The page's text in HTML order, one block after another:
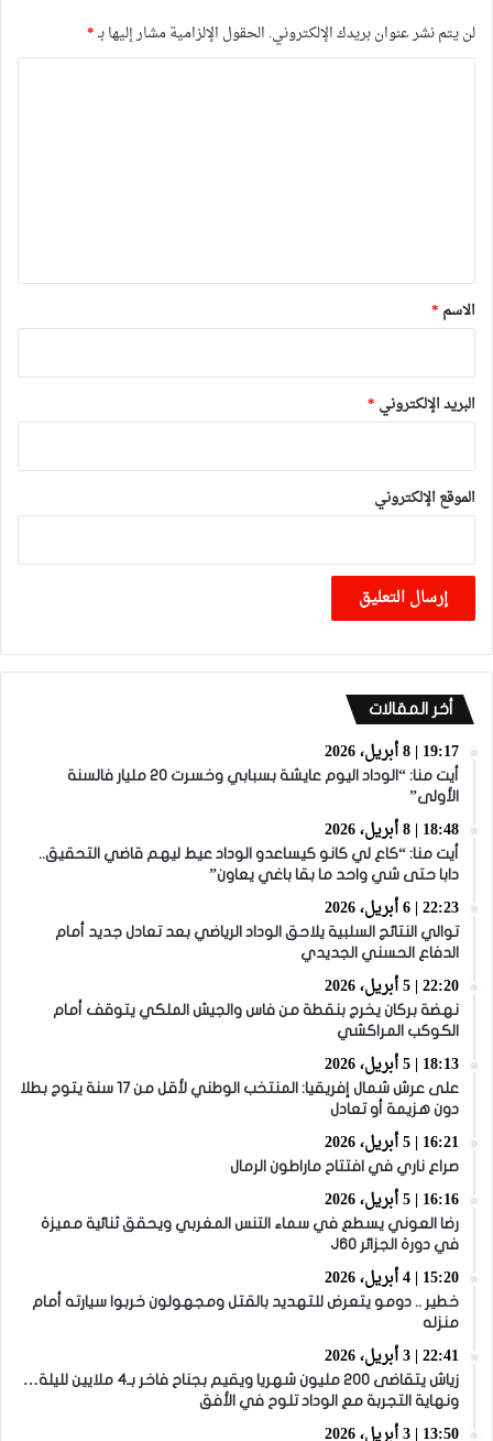
لن يتم نشر عنوان بريدك الإلكتروني. الحقول الإلزامية مشار إليها بـ*
*
الاسم *
البريد الإلكتروني *
الموقع الإلكتروني
أخر المقالات
19:17 | 8 أبريل، 2026
أيت منا: “الوداد اليوم عايشة بسبابي وخسرت 20 مليار فالسنة
الأولى”
18:48 | 8 أبريل، 2026
أيت منا: “كاع لي كانو كيساعدو الوداد عيط ليهم قاضي التحقيق..
دابا حتى شي واحد ما بقا باغي يعاون”
22:23 | 6 أبريل، 2026
توالي النتائج السلبية يلاحق الوداد الرياضي بعد تعادل جديد أمام
الدفاع الحسني الجديدي
22:20 | 5 أبريل، 2026
نهضة بركان يخرج بنقطة من فاس والجيش الملكي يتوقف أمام
الكوكب المراكشي
18:13 | 5 أبريل، 2026
على عرش شمال إفريقيا: المنتخب الوطني لأقل من 17 سنة يتوج بطلا
دون هزيمة أو تعادل
16:21 | 5 أبريل، 2026
صراع ناري في افتتاح ماراطون الرمال
16:16 | 5 أبريل، 2026
رضا العوني يسطع في سماء التنس المغربي ويحقق ثنائية مميزة
في دورة الجزائر J60
15:20 | 4 أبريل، 2026
خطير .. دومو يتعرض للتهديد بالقتل ومجهولون خربوا سيارته أمام
منزله
22:41 | 3 أبريل، 2026
زياش يتقاضى 200 مليون شهريا ويقيم بجناح فاخر بـ4 ملايين لليلة…
ونهاية التجربة مع الوداد تلوح في الأفق
13:50 | 3 أبريل، 2026